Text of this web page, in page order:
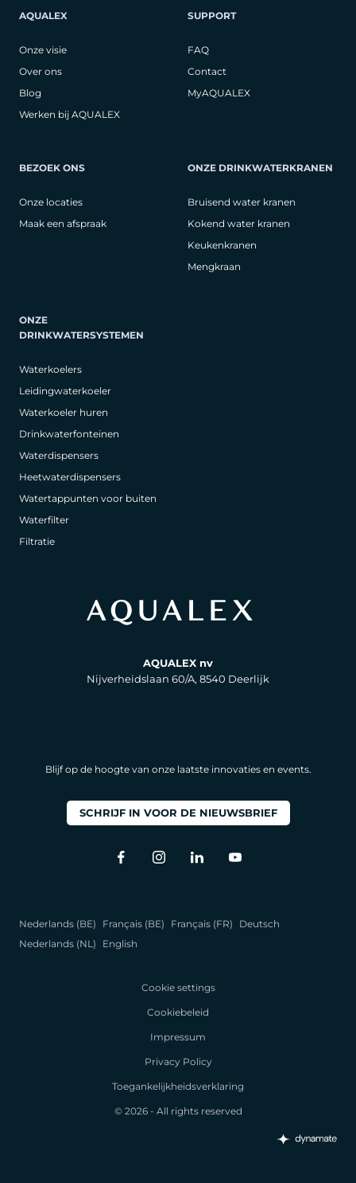
AQUALEX
Onze visie
Over ons
Blog
Werken bij AQUALEX
SUPPORT
FAQ
Contact
MyAQUALEX
BEZOEK ONS
Onze locaties
Maak een afspraak
ONZE DRINKWATERKRANEN
Bruisend water kranen
Kokend water kranen
Keukenkranen
Mengkraan
ONZE
DRINKWATERSYSTEMEN
Waterkoelers
Leidingwaterkoeler
Waterkoeler huren
Drinkwaterfonteinen
Waterdispensers
Heetwaterdispensers
Watertappunten voor buiten
Waterfilter
Filtratie
AQUALEX nv
Nijverheidslaan 60/A, 8540 Deerlijk
Blijf op de hoogte van onze laatste innovaties en events.
SCHRIJF IN VOOR DE NIEUWSBRIEF
Nederlands (BE) Français (BE) Français (FR)
Deutsch
Nederlands (NL)
English
Cookie settings
Cookiebeleid
Impressum
Privacy Policy
Toegankelijkheidsverklaring
© 2026 - All rights reserved